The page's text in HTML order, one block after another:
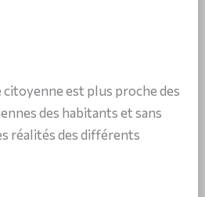
est plus proche des
des habitants et sans
réalités des différents